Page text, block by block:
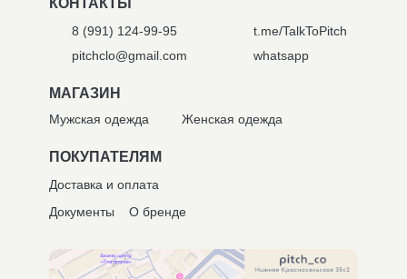
whatsapp
t.me/TalkToPitch
pitchclo@gmail.com
8 (991) 124-99-95
МАГАЗИН
Мужская одежда
Доставка и оплата
Документы
ПОКУПАТЕЛЯМ
КОНТАКТЫ
Женская одежда
О бренде